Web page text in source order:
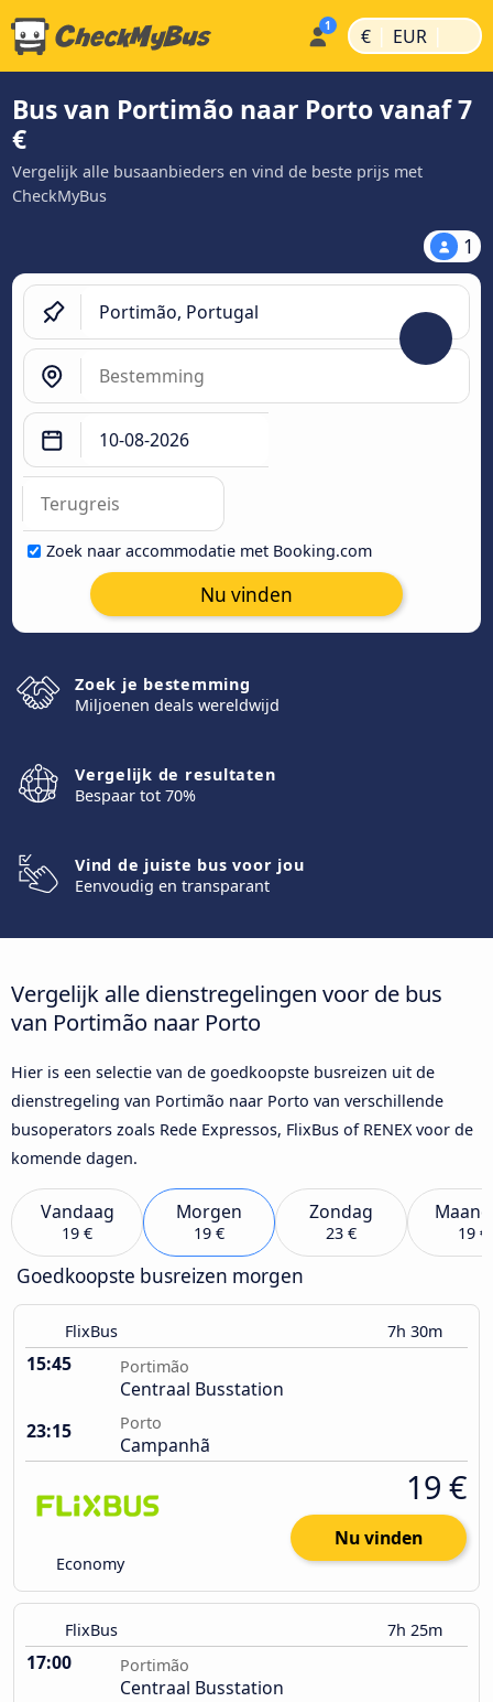
€ | EUR |
Bus van Portimão naar Porto vanaf 7
€
Vergelijk alle busaanbieders en vind de beste prijs met
CheckMyBus
1
Zoek naar accommodatie met Booking.com
Nu vinden
Zoek je bestemming
Miljoenen deals wereldwijd
Vergelijk de resultaten
Bespaar tot 70%
Vind de juiste bus voor jou
Eenvoudig en transparant
Vergelijk alle dienstregelingen voor de bus
van Portimão naar Porto
Hier is een selectie van de goedkoopste busreizen uit de
dienstregeling van Portimão naar Porto van verschillende
busoperators zoals Rede Expressos, FlixBus of RENEX voor de
komende dagen.
Vandaag
19 €
Morgen
19 €
Zondag
23 € 19 €
Goedkoopste busreizen morgen
FlixBus 7h 30m
15:45 Portimão
Centraal Busstation
23:15
Porto
Campanhã
Economy
19 €
Nu vinden
FlixBus 7h 25m
17:00 Portimão
Centraal Busstation